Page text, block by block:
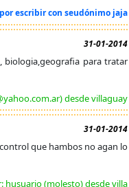
escribir con seudónimo jaja
31-01-2014
para tratar
desde villaguay
31-01-2014
que hambos no agan lo
husuario (molesto) desde villa